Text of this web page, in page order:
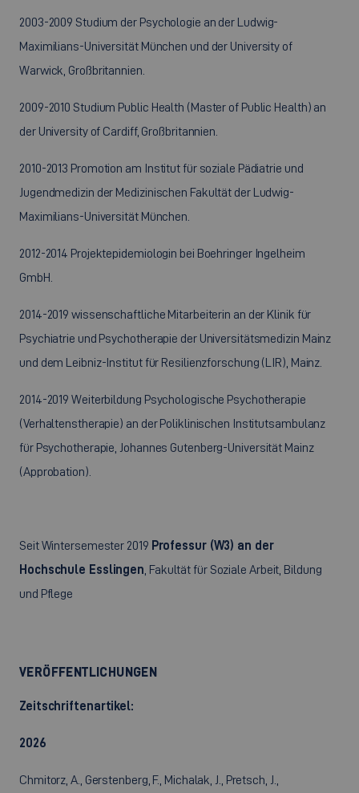
2003-2009 Studium der Psychologie an der Ludwig-
Maximilians-Universität München und der University of
Warwick, Großbritannien.
2009-2010 Studium Public Health (Master of Public Health) an
der University of Cardiff, Großbritannien.
2010-2013 Promotion am Institut für soziale Pädiatrie und
Jugendmedizin der Medizinischen Fakultät der Ludwig-
Maximilians-Universität München.
2012-2014 Projektepidemiologin bei Boehringer Ingelheim
GmbH.
2014-2019 wissenschaftliche Mitarbeiterin an der Klinik für
Psychiatrie und Psychotherapie der Universitätsmedizin Mainz
und dem Leibniz-Institut für Resilienzforschung (LIR), Mainz.
2014-2019 Weiterbildung Psychologische Psychotherapie
(Verhaltenstherapie) an der Poliklinischen Institutsambulanz
für Psychotherapie, Johannes Gutenberg-Universität Mainz
(Approbation).
Seit Wintersemester 2019 Professur (W3) an der
Hochschule Esslingen , Fakultät für Soziale Arbeit, Bildung
und Pflege
VERÖFFENTLICHUNGEN
Zeitschriftenartikel:
2026
Chmitorz, A., Gerstenberg, F., Michalak, J., Pretsch, J.,